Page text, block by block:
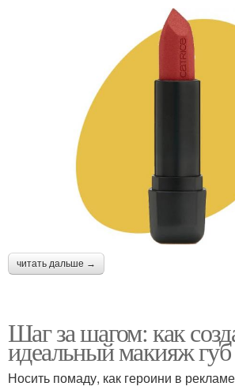
читать дальше →
Шаг за шагом: как
идеальный макияж губ
Носить помаду, как героини в